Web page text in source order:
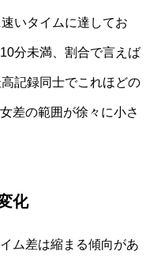
いタイムに達してお
分未満、割合で言えば
記録同士でこれほどの
差の範囲が徐々に小さ
化
ム差は縮まる傾向があ